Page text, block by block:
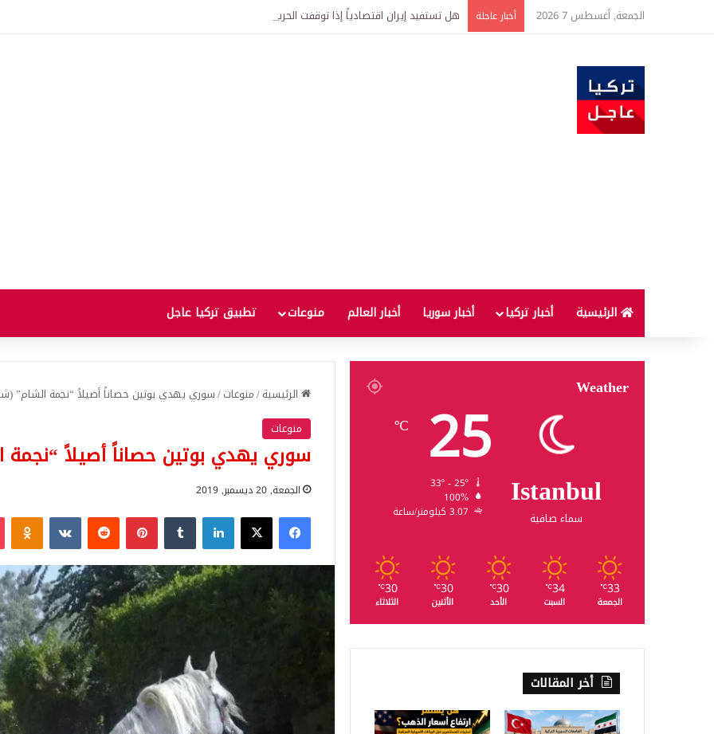
الجمعة, أغسطس 7 2026 أخبار عاجلة هل تستفيد إيران اقتصادياً إذا توقفت الحرب؟
الرئيسية أخبار تركيا أخبار سوريا أخبار العالم منوعات تطبيق تركيا عاجل
الرئيسية/منوعات/سوري يهدي بوتين حصاناً أصيلاً “نجمة الشام”
منوعات
سوري يهدي بوتين حصاناً أصيلاً “نجمة
الجمعة, 20 ديسمبر, 2019
فيسبوك‫X لينكدإن بينتيريست
Weather
Istanbul
سماء صافية
25
℃
100%
3.07 كيلومتر/ساعة
33
℃
الجمعة
34
℃
السبت
30
℃
الأحد
30
℃
الأثنين
30
℃
الثلاثاء
أخر المقالات